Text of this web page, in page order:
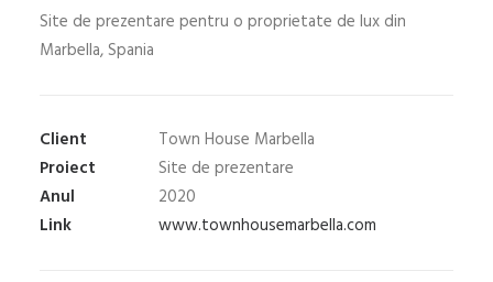
Site de prezentare pentru o proprietate de lux din
Marbella, Spania
Client
Town House Marbella
Proiect
Site de prezentare
Anul
2020
Link
www.townhousemarbella.com